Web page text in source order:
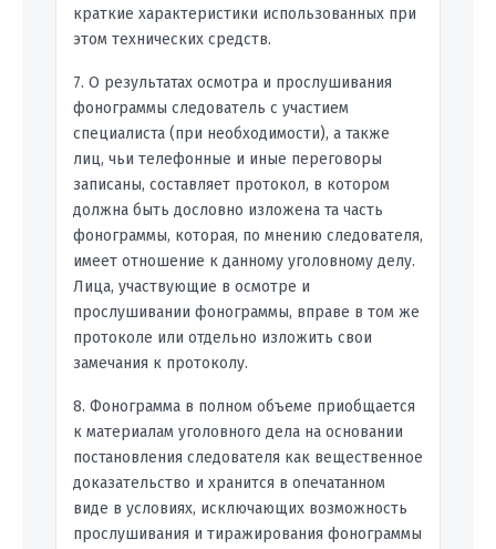
краткие характеристики использованных при
этом технических средств.
7. О результатах осмотра и прослушивания
фонограммы следователь с участием
специалиста (при необходимости), а также
лиц, чьи телефонные и иные переговоры
записаны, составляет протокол, в котором
должна быть дословно изложена та часть
фонограммы, которая, по мнению следователя,
имеет отношение к данному уголовному делу.
Лица, участвующие в осмотре и
прослушивании фонограммы, вправе в том же
протоколе или отдельно изложить свои
замечания к протоколу.
8. Фонограмма в полном объеме приобщается
к материалам уголовного дела на основании
постановления следователя как вещественное
доказательство и хранится в опечатанном
виде в условиях, исключающих возможность
прослушивания и тиражирования фонограммы